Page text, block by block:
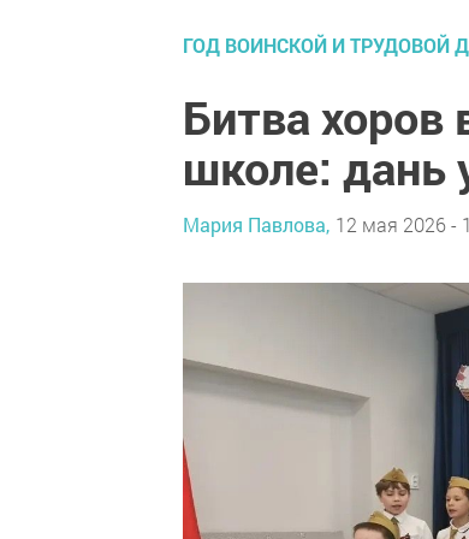
ГОД ВОИНСКОЙ И ТРУДОВОЙ
Битва хоров
школе: дань
Мария Павлова, 12 мая 2026 -